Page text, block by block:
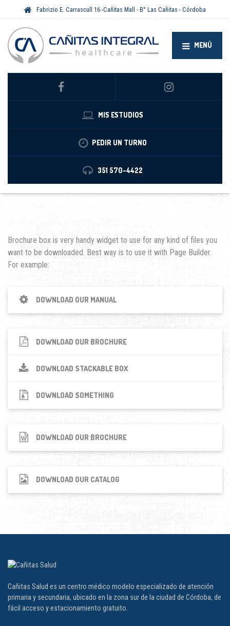
Fabrizio E. Carrascull 16 -Cañitas Mall - B° Las Cañitas - Córdoba
MENÚ
MIS ESTUDIOS
PEDIR UN TURNO
351 570-4422
Brochure box is very handy widget to use for any kind of files you
want to be downloaded. Best way is to use it with Page Builder.
For example:
DOWNLOAD OUR MANUAL
DOWNLOAD OUR BROCHURE
DOWNLOAD STACKABLE BOX
DOWNLOAD SOMETHING
DOWNLOAD OUR BROCHURE
DOWNLOAD OUR CATALOG
Cañitas Salud es un centro médico modelo especializado de atención
primaria y secundaria, ubicado en la zona sur de la ciudad de Córdoba, de
fácil acceso y estacionamiento gratuito.